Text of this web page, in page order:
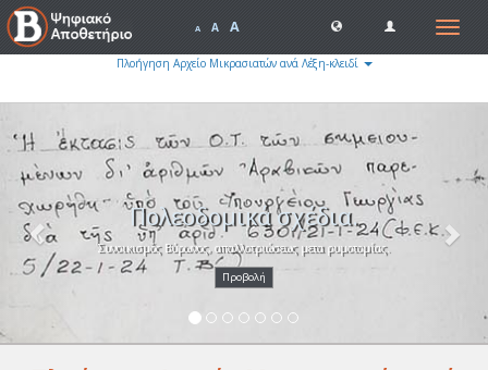
Toggle
A A A
Πλοήγηση Αρχείο Μικρασιατών ανά Λέξη-κλειδί
Πολεοδομικά σχέδια.
Συνοικισμός Βύρωνος, απαλλοτριώσεως μετα ρυμοτομίας.
Προβολή